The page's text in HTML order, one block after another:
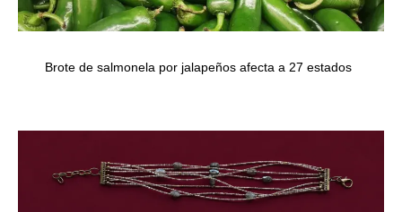
Brote de salmonela por jalapeños afecta a 27 estados